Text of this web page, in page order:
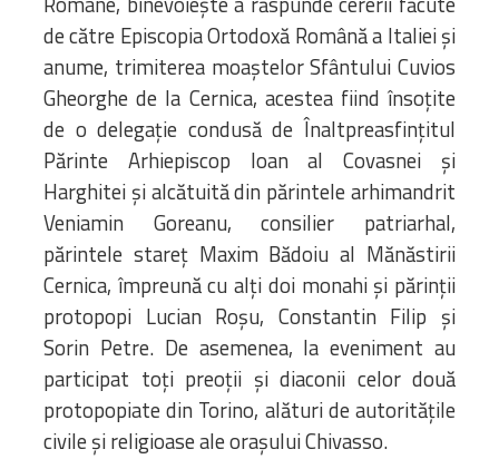
de către Episcopia Ortodoxă Română a Italiei şi
anume, trimiterea moaştelor Sfântului Cuvios
Gheorghe de la Cernica, acestea fiind însoţite
de o delegaţie condusă de Înaltpreasfinţitul
Părinte Arhiepiscop Ioan al Covasnei şi
Harghitei şi alcătuită din părintele arhimandrit
Veniamin Goreanu, consilier patriarhal,
părintele stareţ Maxim Bădoiu al Mănăstirii
Cernica, împreună cu alţi doi monahi şi părinţii
protopopi Lucian Roşu, Constantin Filip şi
Sorin Petre. De asemenea, la eveniment au
participat toţi preoţii şi diaconii celor două
protopopiate din Torino, alături de autorităţile
civile şi religioase ale oraşului Chivasso.